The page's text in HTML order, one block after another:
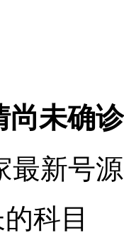
尚未确
最新号
科目